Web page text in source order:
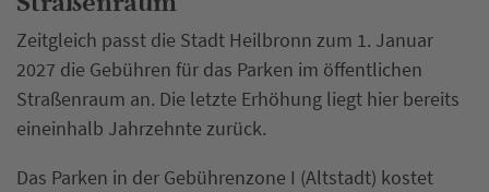
Zeitgleich passt die Stadt Heilbronn zum 1. Januar
2027 die Gebühren für das Parken im öffentlichen
Straßenraum an. Die letzte Erhöhung liegt hier bereits
eineinhalb Jahrzehnte zurück.
Das Parken in der Gebührenzone I (Altstadt) kostet